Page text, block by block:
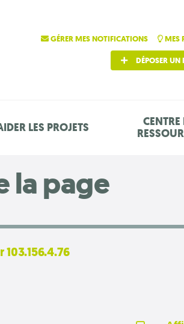
GÉRER MES NOTIFICATIONS
MES
DÉPOSER UN
LES PROJETS
CENTRE
la page
103.156.4.76